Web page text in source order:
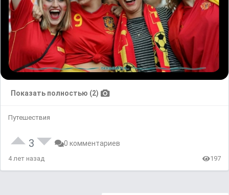
Показать полностью (2)
Путешествия
3 0 комментариев
4 лет назад 197